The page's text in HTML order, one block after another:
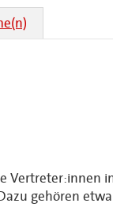
gehören